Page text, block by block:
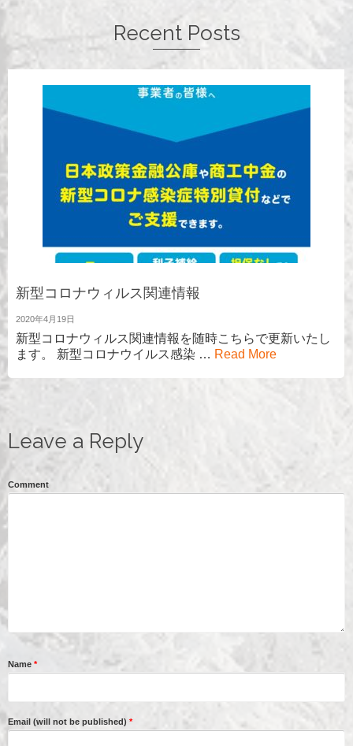
Recent Posts
新型コロナウィルス関連情報
2020年4月19日
新型コロナウィルス関連情報を随時こちらで更新いたし
ます。 新型コロナウイルス感染 … Read More
Leave a Reply
Comment
Name *
Email (will not be published) *